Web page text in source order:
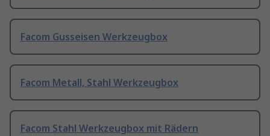
Facom Gusseisen Werkzeugbox
Facom Metall, Stahl Werkzeugbox
Facom Stahl Werkzeugbox mit Rädern